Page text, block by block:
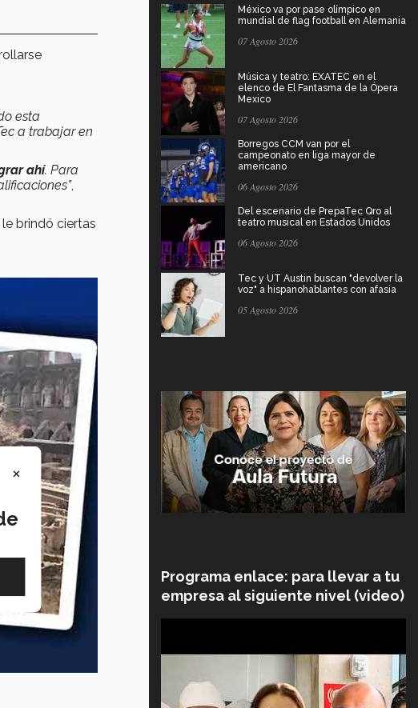
esta
a trabajar en
ahí. Para
,
le brindó ciertas
México va por pase olímpico en
mundial de flag football en Alemania
07 Agosto 2026
Música y teatro: EXATEC en el
elenco de El Fantasma de la Ópera
Mexico
07 Agosto 2026
Borregos CCM van por el
campeonato en liga mayor de
americano
06 Agosto 2026
Del escenario de PrepaTec Qro al
teatro musical en Estados Unidos
06 Agosto 2026
Tec y UT Austin buscan "devolver la
voz" a hispanohablantes con afasia
05 Agosto 2026
Programa enlace: para llevar a tu
empresa al siguiente nivel (video)
×